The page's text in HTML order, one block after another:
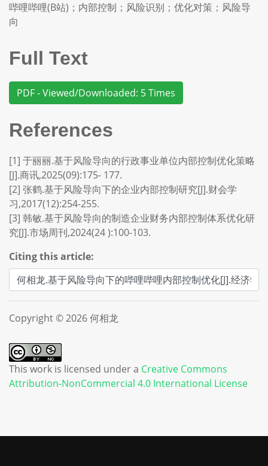
哔哩哔哩(B站)；内部控制；风险识别；优化对策；风险导
向
Full Text
PDF - Viewed/Downloaded: 5 Times
References
[1] 于丽丽.基于风险导向的行政事业单位内部控制优化策略
[J].商讯,2025(09):175- 177.
[2] 张鹤.基于风险导向下的企业内部控制研究[J].财会学
习,2017(12):254-255.
[3] 韩敏.基于风险导向的制造企业财务内部控制体系优化研
究[J].市场周刊,2024(24 ):100-103.
Citing this article:
Copyright © 2026 何相龙
This work is licensed under a Creative Commons
Attribution-NonCommercial 4.0 International License